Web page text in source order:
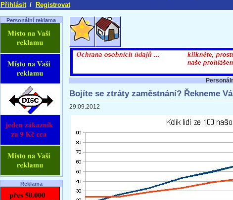
Přihlásit / Registrovat
Personální reklama
Reklama
Bojíte se ztráty zaměstnání? Řekneme
29.09.2012